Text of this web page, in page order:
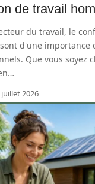
de travail
du travail, le
d'une importance
Que vous soyez
…
juillet 2026